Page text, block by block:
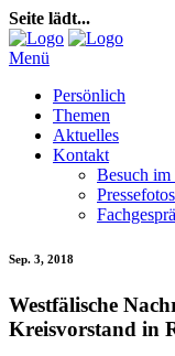
Seite lädt...
Menü
Persönlich
Themen
Aktuelles
Kontakt
Besuch im
Pressefotos
Sep. 3, 2018
Westfälische
Kreisvorstand in